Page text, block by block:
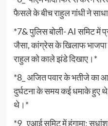
फैसले के बीच राहुल गांधी ने
*7& पुलिस बोली- AI समिट में
जैसा, कांग्रेस के खिलाफ भाजपा
राहुल को काले झंडे दिखाए।*
*8_ अजित पवार के भतीजे का
दुर्घटना के समय कई धमाके हुए
थे।*
*9_ एआई समिट में हंगामा: